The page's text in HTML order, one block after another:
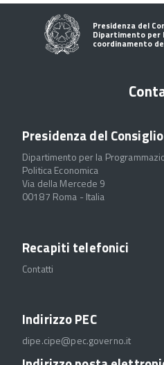
Presidenza del
Dipartimento per
coordinamento
Presidenza del
Dipartimento per la
Politica Economica
Via della Mercede 9
00187 Roma - Italia
Recapiti telefonici
Contatti
Indirizzo PEC
dipe.cipe@pec.governo.it